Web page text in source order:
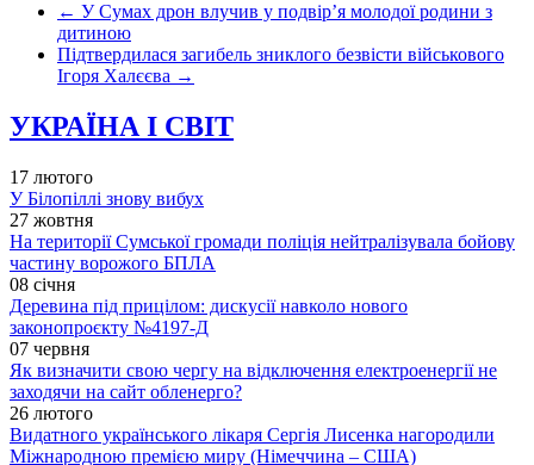
← У Сумах дрон влучив у подвірʼя молодої родини з
дитиною
Підтвердилася загибель зниклого безвісти військового
Ігоря Халєєва →
УКРАЇНА І СВІТ
17 лютого
У Білопіллі знову вибух
27 жовтня
На території Сумської громади поліція нейтралізувала бойову
частину ворожого БПЛА
08 січня
Деревина під прицілом: дискусії навколо нового
законопроєкту №4197-Д
07 червня
Як визначити свою чергу на відключення електроенергії не
заходячи на сайт обленерго?
26 лютого
Видатного українського лікаря Сергія Лисенка нагородили
Міжнародною премією миру (Німеччина – США)